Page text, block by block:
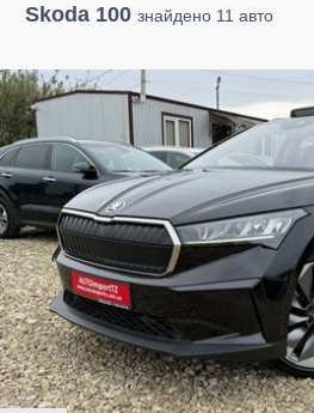
Skoda 100 знайдено 11 авто